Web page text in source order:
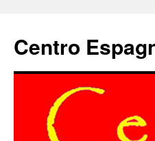
contenu
Centro